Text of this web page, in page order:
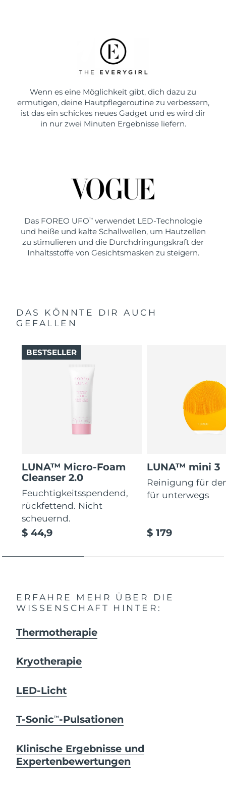
Wenn es eine Möglichkeit gibt, dich dazu zu
ermutigen, deine Hautpflegeroutine zu verbessern,
ist das ein schickes neues Gadget und es wird dir
in nur zwei Minuten Ergebnisse liefern.
Das FOREO UFO TMverwendet LED-Technologie
und heiße und kalte Schallwellen, um Hautzellen
zu stimulieren und die Durchdringungskraft der
Inhaltsstoffe von Gesichtsmasken zu steigern.
DAS KÖNNTE DIR AUCH
GEFALLEN
LUNA™ Micro-Foam
Cleanser 2.0
Feuchtigkeitsspendend,
rückfettend. Nicht
scheuernd.
$ 44,9
BESTSELLER
LUNA™ mini 3
Reinigung für
für unterwegs
$ 179
ERFAHRE MEHR ÜBER DIE
WISSENSCHAFT HINTER:
Thermotherapie
Kryotherapie
LED-Licht
T-SonicTM -Pulsationen
Klinische Ergebnisse und
Expertenbewertungen